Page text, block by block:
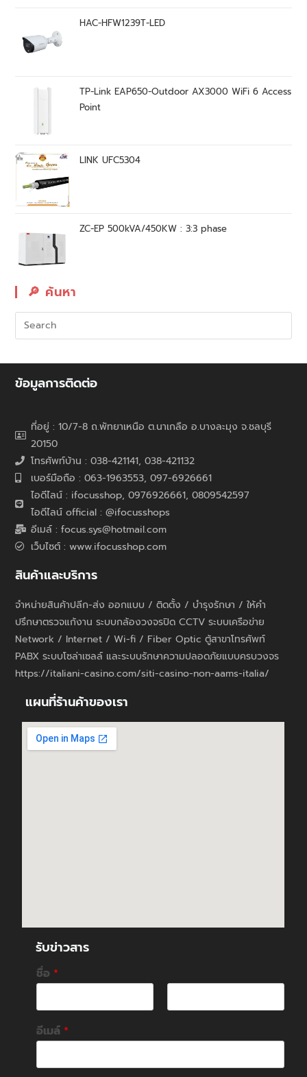
HAC-HFW1239T-LED
TP-Link EAP650-Outdoor AX3000 WiFi 6 Access
Point
LINK UFC5304
ZC-EP 500kVA/450KW : 3:3 phase
🔎︎ ค้นหา
ข้อมูลการติดต่อ
ที่อยู่ : 10/7-8 ถ.พัทยาเหนือ ต.นาเกลือ อ.บางละมุง จ.ชลบุรี
20150
โทรศัพท์บ้าน : 038-421141, 038-421132
เบอร์มือถือ : 063-1963553, 097-6926661
ไอดีไลน์ : ifocusshop, 0976926661, 0809542597
ไอดีไลน์ official : @ifocusshops
อีเมล์ : focus.sys@hotmail.com
เว็บไซต์ : www.ifocusshop.com
สินค้าและบริการ
จำหน่ายสินค้าปลีก-ส่ง ออกแบบ / ติดตั้ง / บำรุงรักษา / ให้คำ
ปรึกษาตรวจแก้งาน ระบบกล้องวงจรปิด CCTV ระบบเครือข่าย
Network / Internet / Wi-fi / Fiber Optic ตู้สาขาโทรศัพท์
PABX ระบบโซล่าเซลล์ และระบบรักษาความปลอดภัยแบบครบวงจร
https://italiani-casino.com/siti-casino-non-aams-italia/
แผนที่ร้านค้าของเรา
รับข่าวสาร
ชื่อ *
F
i
r
L
อีเมล์ *